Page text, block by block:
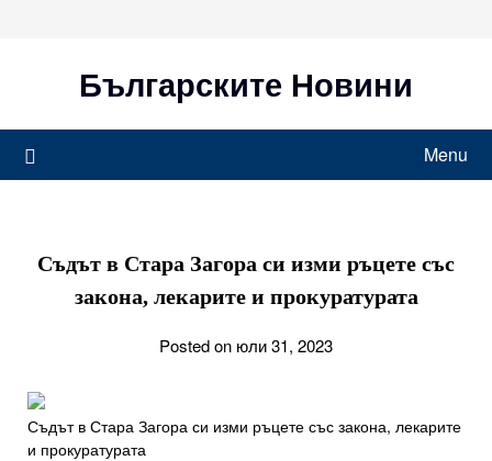
Българските Новини
Menu
Съдът в Стара Загора си изми ръцете със
закона, лекарите и прокуратурата
Posted on юли 31, 2023
Съдът в Стара Загора си изми ръцете със закона, лекарите
и прокуратурата